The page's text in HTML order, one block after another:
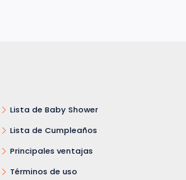
Lista de Baby Shower
Lista de Cumpleaños
Principales ventajas
Términos de uso